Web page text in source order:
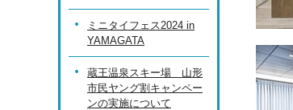
ミニタイフェス2024 in
YAMAGATA
蔵王温泉スキー場 山形
市民ヤング割キャンペー
ンの実施について